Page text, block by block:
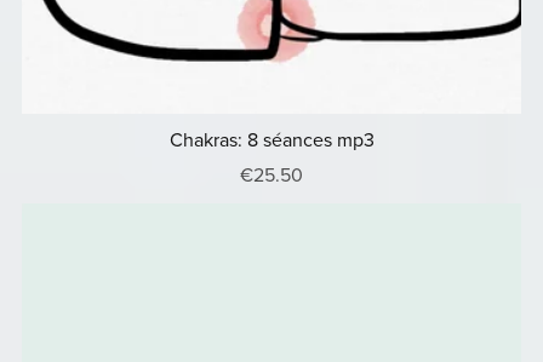
Chakras: 8 séances mp3
€25.50